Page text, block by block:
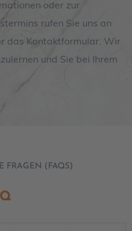
oder zur
rufen Sie uns an
das Kontaktformular. Wir
und Sie bei Ihrem
FRAGEN (FAQS)